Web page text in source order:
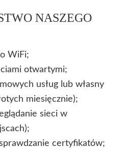
NASZEGO
WiFi;
otwartymi;
usług lub własny
miesięcznie);
sieci w
certyfikatów;